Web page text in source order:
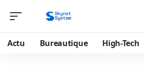
Actu Bureautique High-Tech